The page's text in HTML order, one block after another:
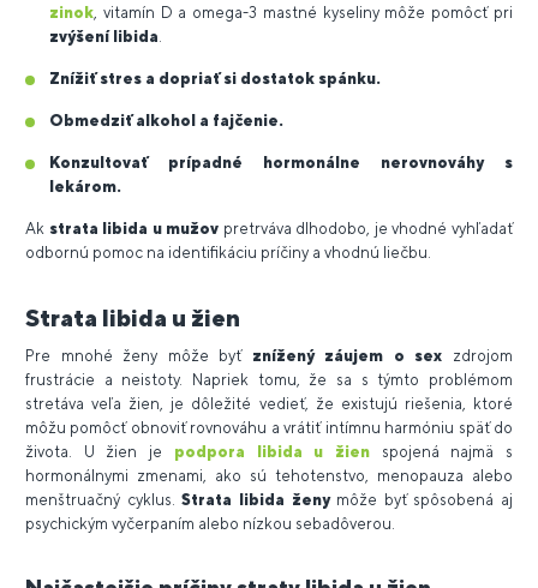
zinok, vitamín D a omega-3 mastné kyseliny môže pomôcť pri
zvýšení libida.
Znížiť stres a dopriať si dostatok spánku.
Obmedziť alkohol a fajčenie.
Konzultovať prípadné hormonálne nerovnováhy s
lekárom.
Ak strata libida u mužov pretrváva dlhodobo, je vhodné vyhľadať
odbornú pomoc na identifikáciu príčiny a vhodnú liečbu.
Strata libida u žien
Pre mnohé ženy môže byť znížený záujem o sex zdrojom
frustrácie a neistoty. Napriek tomu, že sa s týmto problémom
stretáva veľa žien, je dôležité vedieť, že existujú riešenia, ktoré
môžu pomôcť obnoviť rovnováhu a vrátiť intímnu harmóniu späť do
života. U žien je podpora libida u žienspojená najmä s
hormonálnymi zmenami, ako sú tehotenstvo, menopauza alebo
menštruačný cyklus.Strata libida ženymôže byť spôsobená aj
psychickým vyčerpaním alebo nízkou sebadôverou.